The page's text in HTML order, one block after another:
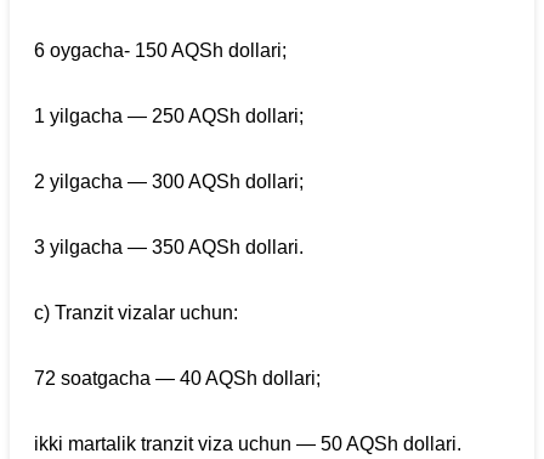
6 oygacha- 150 AQSh dollari;
1 yilgacha — 250 AQSh dollari;
2 yilgacha — 300 AQSh dollari;
3 yilgacha — 350 AQSh dollari.
c) Tranzit vizalar uchun:
72 soatgacha — 40 AQSh dollari;
ikki martalik tranzit viza uchun — 50 AQSh dollari.